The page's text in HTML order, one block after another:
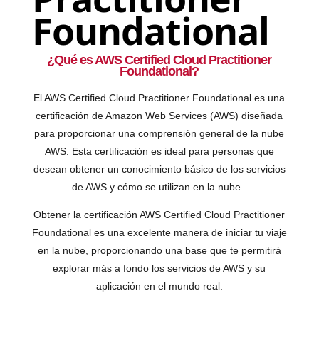
Foundational
¿Qué es AWS Certified Cloud Practitioner
Foundational?
El AWS Certified Cloud Practitioner Foundational es una
certificación de Amazon Web Services (AWS) diseñada
para proporcionar una comprensión general de la nube
AWS. Esta certificación es ideal para personas que
desean obtener un conocimiento básico de los servicios
de AWS y cómo se utilizan en la nube.
Obtener la certificación AWS Certified Cloud Practitioner
Foundational es una excelente manera de iniciar tu viaje
en la nube, proporcionando una base que te permitirá
explorar más a fondo los servicios de AWS y su
aplicación en el mundo real.